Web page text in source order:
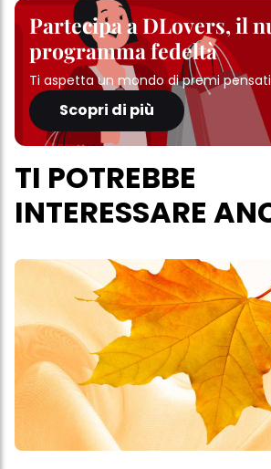
Partecipa a DLovers, il
programma fedeltà
Ti aspetta un mondo di premi
Scopri di più
TI POTREBBE
INTERESSARE